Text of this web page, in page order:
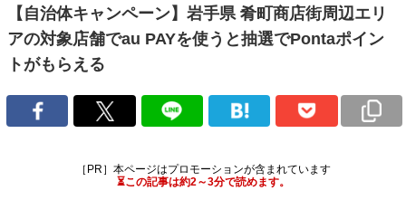
【自治体キャンペーン】岩手県 肴町商店街周辺エリ
アの対象店舗でau PAYを使うと抽選でPontaポイン
トがもらえる
［PR］本ページはプロモーションが含まれています
⏳この記事は約2～3分で読めます。